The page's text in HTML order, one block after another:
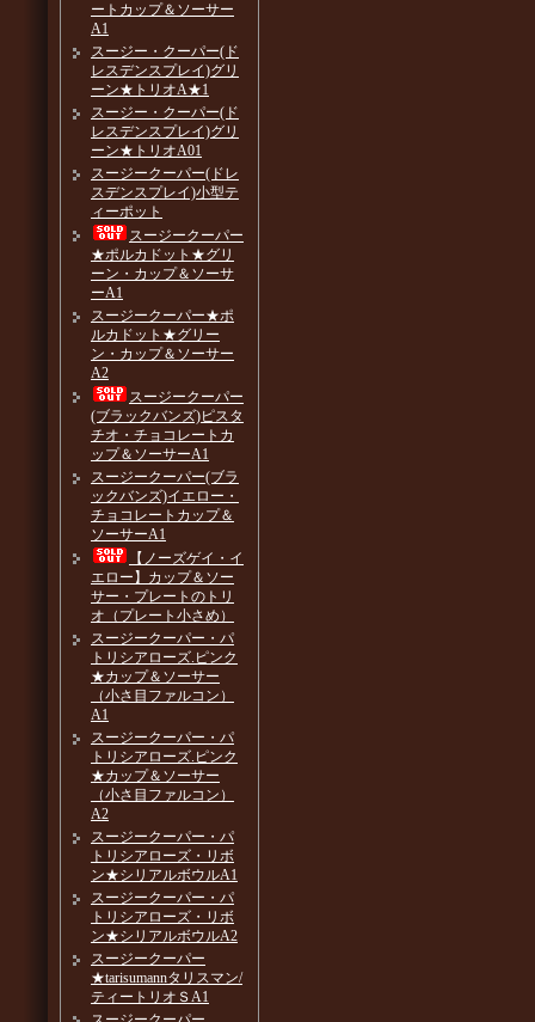
ートカップ＆ソーサー
A1
スージー・クーパー(ド
レスデンスプレイ)グリ
ーン★トリオA★1
スージー・クーパー(ド
レスデンスプレイ)グリ
ーン★トリオA01
スージークーパー(ドレ
スデンスプレイ)小型テ
ィーポット
スージークーパー
★ポルカドット★グリ
ーン・カップ＆ソーサ
ーA1
スージークーパー★ポ
ルカドット★グリー
ン・カップ＆ソーサー
A2
スージークーパー
(ブラックバンズ)ピスタ
チオ・チョコレートカ
ップ＆ソーサーA1
スージークーパー(ブラ
ックバンズ)イエロー・
チョコレートカップ＆
ソーサーA1
【ノーズゲイ・イ
エロー】カップ＆ソー
サー・プレートのトリ
オ（プレート小さめ）
スージークーパー・パ
トリシアローズ.ピンク
★カップ＆ソーサー
（小さ目ファルコン）
A1
スージークーパー・パ
トリシアローズ.ピンク
★カップ＆ソーサー
（小さ目ファルコン）
A2
スージークーパー・パ
トリシアローズ・リボ
ン★シリアルボウルA1
スージークーパー・パ
トリシアローズ・リボ
ン★シリアルボウルA2
スージークーパー
★tarisumannタリスマン/
ティートリオＳA1